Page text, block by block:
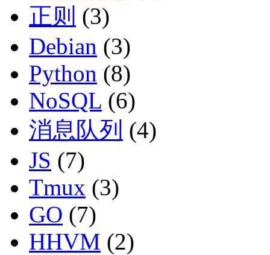
正则 (3)
Debian (3)
Python (8)
NoSQL (6)
消息队列 (4)
JS (7)
Tmux (3)
GO (7)
HHVM (2)